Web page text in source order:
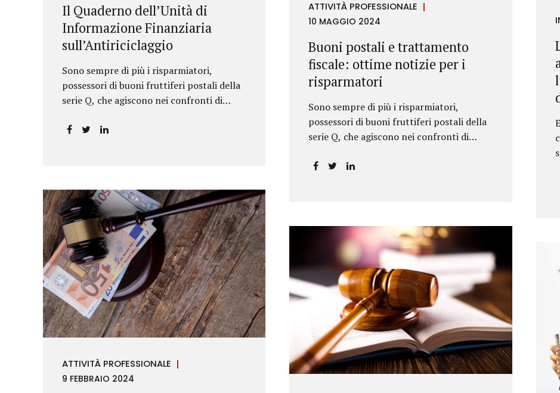
Package), tra cui il Regolamento
Antiriciclaggio e la Direttiva AML;
all’AMLA, ovvero alla nuova Autorità
europea che inizierà...
Il Quaderno dell’Unità di
Informazione Finanziaria
sull’Antiriciclaggio
Sono sempre di più i risparmiatori,
possessori di buoni fruttiferi postali della
serie Q, che agiscono nei confronti di
ATTIVITÀ PROFESSIONALE
10 MAGGIO 2024
Buoni postali e trattamento
fiscale: ottime notizie per i
risparmatori
Sono sempre di più i risparmiatori,
possessori di buoni fruttiferi postali della
serie Q, che agiscono nei confronti di
ATTIVITÀ PROFESSIONALE
9 FEBBRAIO 2024